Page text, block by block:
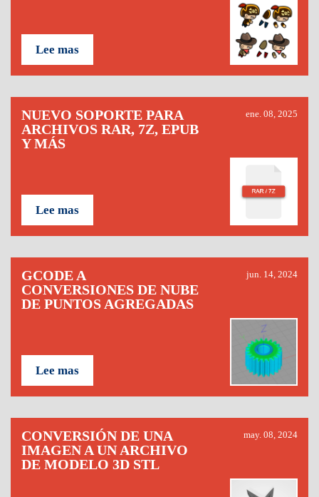
Lee mas
NUEVO SOPORTE PARA
ARCHIVOS RAR, 7Z, EPUB
Y MÁS
ene. 08, 2025
Lee mas
GCODE A
CONVERSIONES DE NUBE
DE PUNTOS AGREGADAS
jun. 14, 2024
Lee mas
CONVERSIÓN DE UNA
IMAGEN A UN ARCHIVO
DE MODELO 3D STL
may. 08, 2024